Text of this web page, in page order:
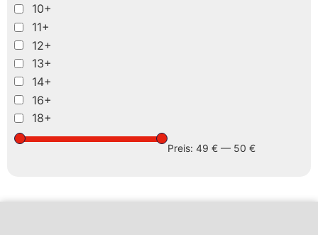
10+
11+
12+
13+
14+
16+
18+
Preis: 49 € — 50 €